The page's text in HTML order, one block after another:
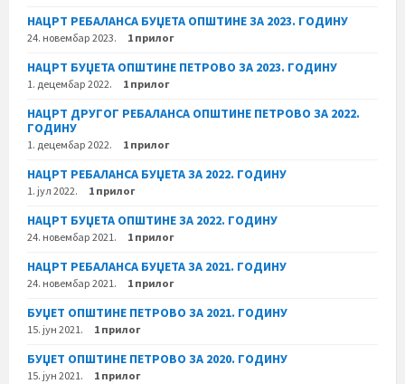
НАЦРТ РЕБАЛАНСА БУЏЕТА ОПШТИНЕ ЗА 2023. ГОДИНУ
24. новембар 2023. 1 прилог
НАЦРТ БУЏЕТА ОПШТИНЕ ПЕТРОВО ЗА 2023. ГОДИНУ
1. децембар 2022. 1 прилог
НАЦРТ ДРУГОГ РЕБАЛАНСА ОПШТИНЕ ПЕТРОВО ЗА 2022.
ГОДИНУ
1. децембар 2022. 1 прилог
НАЦРТ РЕБАЛАНСА БУЏЕТА ЗА 2022. ГОДИНУ
1. јул 2022. 1 прилог
НАЦРТ БУЏЕТА ОПШТИНЕ ЗА 2022. ГОДИНУ
24. новембар 2021. 1 прилог
НАЦРТ РЕБАЛАНСА БУЏЕТА ЗА 2021. ГОДИНУ
24. новембар 2021. 1 прилог
БУЏЕТ ОПШТИНЕ ПЕТРОВО ЗА 2021. ГОДИНУ
15. јун 2021. 1 прилог
БУЏЕТ ОПШТИНЕ ПЕТРОВО ЗА 2020. ГОДИНУ
15. јун 2021. 1 прилог